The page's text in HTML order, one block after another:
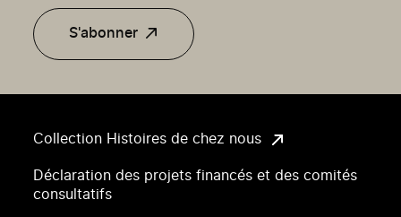
Collection Histoires de chez nous
Déclaration des projets financés et des comités
consultatifs
S'abonner